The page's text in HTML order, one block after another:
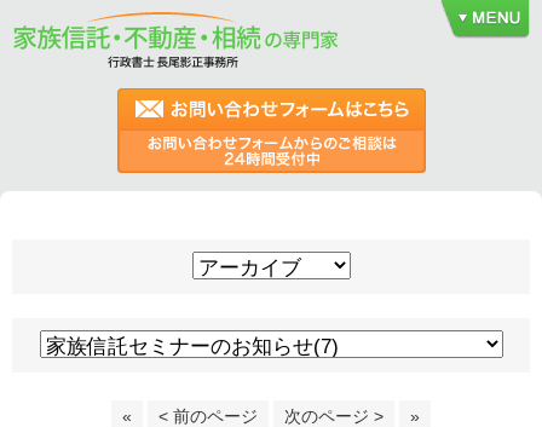
« < 前のページ 次のページ > »